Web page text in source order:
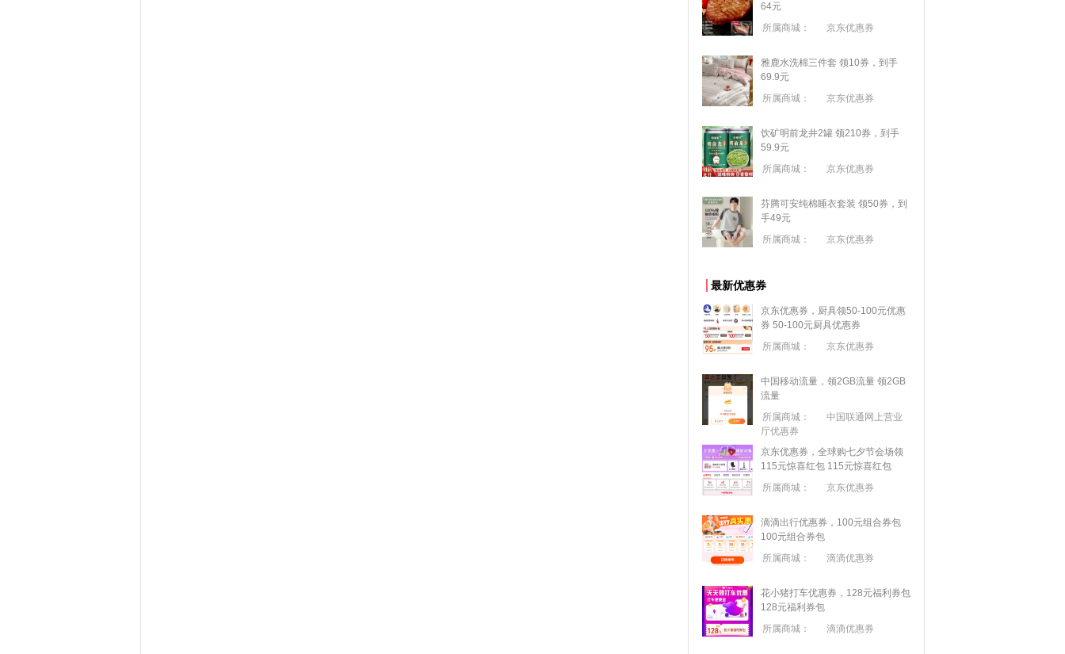
64元
所属商城：
京东优惠券
雅鹿水洗棉三件套 领10券，到手
69.9元
所属商城：
京东优惠券
饮矿明前龙井2罐 领210券，到手
59.9元
所属商城：
京东优惠券
芬腾可安纯棉睡衣套装 领50券，到
手49元
所属商城：
京东优惠券
最新优惠券
京东优惠券，厨具领50-100元优惠
券 50-100元厨具优惠券
所属商城：
京东优惠券
中国移动流量，领2GB流量 领2GB
流量
所属商城：
中国联通网上营业
厅优惠券
京东优惠券，全球购七夕节会场领
115元惊喜红包 115元惊喜红包
所属商城：
京东优惠券
滴滴出行优惠券，100元组合券包
100元组合券包
所属商城：
滴滴优惠券
花小猪打车优惠券，128元福利券包
128元福利券包
所属商城：
滴滴优惠券